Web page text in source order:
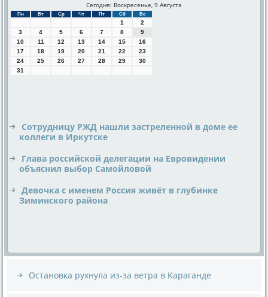
Сегодня: Воскресенье, 9 Августа
Пн Вт Ср Чт Пт Сб Вс
1
2
3
4 5 6 7 8
9
10
11 12 13 14 15
16
17
18 19 20 21 22
23
24
25 26 27 28 29
30
31
Сотрудницу РЖД нашли застреленной в доме ее
коллеги в Иркутске
Глава российской делегации на Евровидении
объяснил выбор Самойловой
Девочка с именем Россия живёт в глубинке
Зиминского района
Остановка рухнула из-за ветра в Караганде